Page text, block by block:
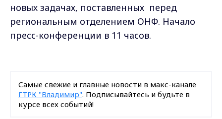
новых задачах, поставленных перед
региональным отделением ОНФ. Начало
пресс-конференции в 11 часов.
Самые свежие и главные новости в макс-канале
ГТРК "Владимир". Подписывайтесь и будьте в
курсе всех событий!